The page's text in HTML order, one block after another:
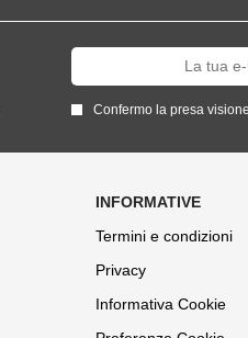
Confermo la presa
Termini e condizioni
Privacy
Informativa Cookie